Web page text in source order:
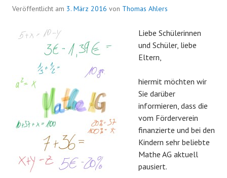
Veröffentlicht am 3. März 2016 von Thomas Ahlers
Liebe Schülerinnen
und Schüler, liebe
Eltern,
hiermit möchten wir
Sie darüber
informieren, dass die
vom Förderverein
finanzierte und bei den
Kindern sehr beliebte
Mathe AG aktuell
pausiert.